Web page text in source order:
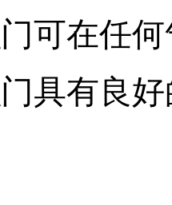
可在任
具有良